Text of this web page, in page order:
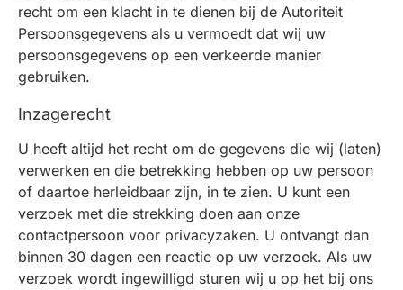
recht om een klacht in te dienen bij de Autoriteit
Persoonsgegevens als u vermoedt dat wij uw
persoonsgegevens op een verkeerde manier
gebruiken.
Inzagerecht
U heeft altijd het recht om de gegevens die wij (laten)
verwerken en die betrekking hebben op uw persoon
of daartoe herleidbaar zijn, in te zien. U kunt een
verzoek met die strekking doen aan onze
contactpersoon voor privacyzaken. U ontvangt dan
binnen 30 dagen een reactie op uw verzoek. Als uw
verzoek wordt ingewilligd sturen wij u op het bij ons